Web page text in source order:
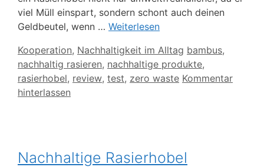
viel Müll einspart, sondern schont auch deinen
Geldbeutel, wenn … Weiterlesen
Kategorien
Kooperation, Nachhaltigkeit im Alltag Schlagwörter
bambus,
nachhaltig rasieren, nachhaltige produkte,
rasierhobel, review, test, zero waste Kommentar
hinterlassen
Nachhaltige Rasierhobel